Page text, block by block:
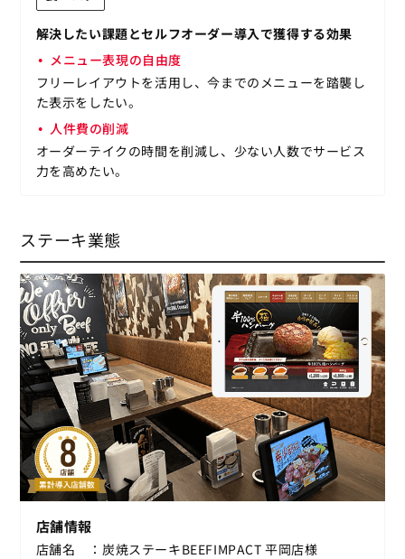
解決したい課題とセルフオーダー導入で獲得する効果
メニュー表現の自由度
フリーレイアウトを活用し、今までのメニューを踏襲し
た表示をしたい。
人件費の削減
オーダーテイクの時間を削減し、少ない人数でサービス
力を高めたい。
ステーキ業態
店舗情報
店舗名
炭焼ステーキBEEFIMPACT 平岡店様